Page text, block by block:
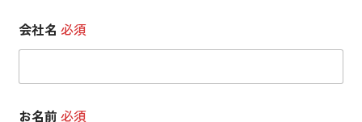
会社名必須
お名前必須